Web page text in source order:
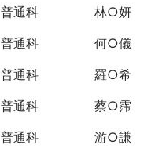
普通科
林○妍
普通科
何○儀
普通科
羅○希
普通科
蔡○霈
普通科
游○謙